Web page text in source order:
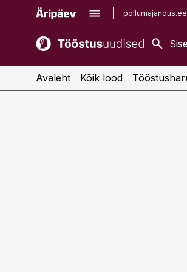
pollumajandus.ee
kaubandus.ee
kinnisvarauudised.ee
Avaleht Kõik lood